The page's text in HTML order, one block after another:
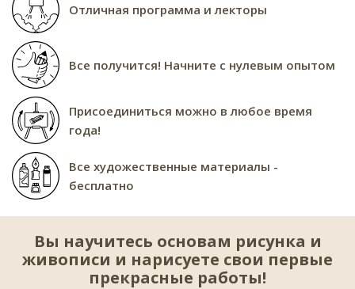
Отличная программа и лекторы
Все получится! Начните с нулевым опытом
Присоединиться можно в любое время
года!
Все художественные материалы -
бесплатно
Вы научитесь основам рисунка и
живописи и нарисуете свои первые
прекрасные работы!